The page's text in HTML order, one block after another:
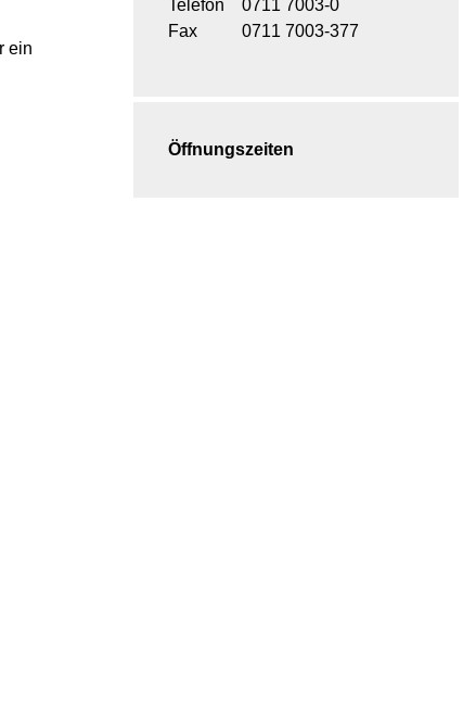
ein
Telefon
0711 7003-0
Fax
0711 7003-377
Öffnungszeiten